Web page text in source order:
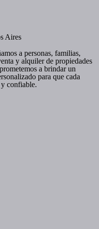
Aires
a personas, familias,
y alquiler de propiedades
a brindar un
para que cada
y confiable.